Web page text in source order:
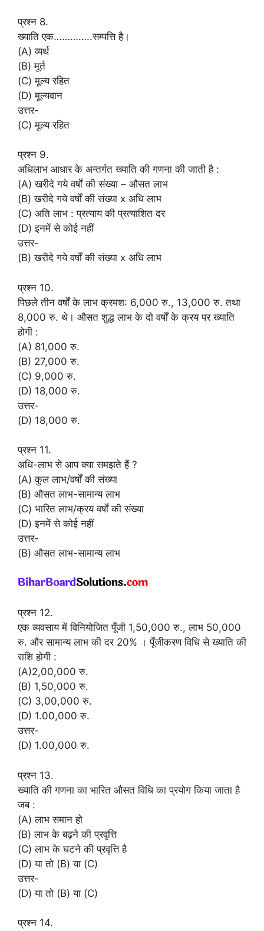
प्रश्न 8.
ख्याति एक…………..सम्पत्ति है।
(A) व्यर्थ
(B) मूर्त
(C) मूल्य रहित
(D) मूल्यवान
उत्तर-
(C) मूल्य रहित
प्रश्न 9.
अधिलाभ आधार के अन्तर्गत ख्याति की गणना की जाती है :
(A) खरीदे गये वर्षों की संख्या – औसत लाभ
(B) खरीदे गये वर्षों की संख्या x अधि लाभ
(C) अति लाभ : प्रत्याय की प्रत्याशित दर
(D) इनमें से कोई नहीं
उत्तर-
(B) खरीदे गये वर्षों की संख्या x अधि लाभ
प्रश्न 10.
पिछले तीन वर्षों के लाभ क्रमश: 6,000 रु., 13,000 रु. तथा
8,000 रु. थे। औसत शुद्ध लाभ के दो वर्षों के क्रय पर ख्याति
होगी :
(A) 81,000 रु.
(B) 27,000 रु.
(C) 9,000 रु.
(D) 18,000 रु.
उत्तर-
(D) 18,000 रु.
प्रश्न 11.
अधि-लाभ से आप क्या समझते हैं ?
(A) कुल लाभ/वर्षों की संख्या
(B) औसत लाभ-सामान्य लाभ
(C) भारित लाभ/क्रय वर्षों की संख्या
(D) इनमें से कोई नहीं
उत्तर-
(B) औसत लाभ-सामान्य लाभ
प्रश्न 12.
एक व्यवसाय में विनियोजित पूँजी 1,50,000 रु., लाभ 50,000
रु. और सामान्य लाभ की दर 20% । पूँजीकरण विधि से ख्याति की
राशि होगी :
(A)2,00,000 रु.
(B) 1,50,000 रु.
(C) 3,00,000 रु.
(D) 1.00,000 रु.
उत्तर-
(D) 1.00,000 रु.
प्रश्न 13.
ख्याति की गणना का भारित औसत विधि का प्रयोग किया जाता है
जब :
(A) लाभ समान हो
(B) लाभ के बढ़ने की प्रवृत्ति
(C) लाभ के घटने की प्रवृत्ति है
(D) या तो (B) या (C)
उत्तर-
(D) या तो (B) या (C)
प्रश्न 14.